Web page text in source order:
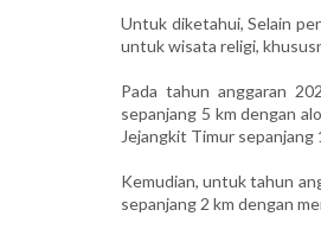
Untuk diketahui, Selain
untuk wisata religi,
Pada tahun anggaran
sepanjang 5 km dengan
Jejangkit Timur sepanjang
Kemudian, untuk tahun
sepanjang 2 km dengan